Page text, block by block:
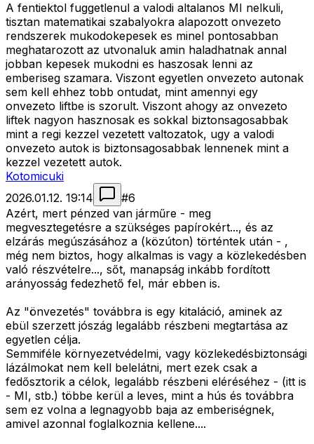
A fentiektol fuggetlenul a valodi altalanos MI nelkuli,
tisztan matematikai szabalyokra alapozott onvezeto
rendszerek mukodokepesek es minel pontosabban
meghatarozott az utvonaluk amin haladhatnak annal
jobban kepesek mukodni es haszosak lenni az
emberiseg szamara. Viszont egyetlen onvezeto autonak
sem kell ehhez tobb ontudat, mint amennyi egy
onvezeto liftbe is szorult. Viszont ahogy az onvezeto
liftek nagyon hasznosak es sokkal biztonsagosabbak
mint a regi kezzel vezetett valtozatok, ugy a valodi
onvezeto autok is biztonsagosabbak lennenek mint a
kezzel vezetett autok.
Kotomicuki
2026.01.12. 19:14
#6
Azért, mert pénzed van járműre - meg
megvesztegetésre a szükséges papírokért..., és az
elzárás megúszásához a (közúton) történtek után - ,
még nem biztos, hogy alkalmas is vagy a közlekedésben
való részvételre..., sőt, manapság inkább fordított
arányosság fedezhető fel, már ebben is.
Az "önvezetés" továbbra is egy kitaláció, aminek az
ebül szerzett jószág legalább részbeni megtartása az
egyetlen célja.
Semmiféle környezetvédelmi, vagy közlekedésbiztonsági
lázálmokat nem kell belelátni, mert ezek csak a
fedősztorik a célok, legalább részbeni eléréséhez - (itt is
- MI, stb.) többe kerül a leves, mint a hús és továbbra
sem ez volna a legnagyobb baja az emberiségnek,
amivel azonnal foglalkoznia kellene....